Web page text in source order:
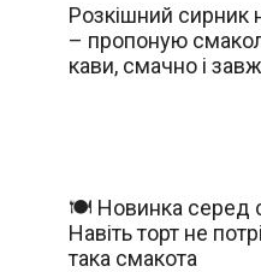
Розкішний сирник
– пропоную
кави, смачно і
🍽️ Новинка серед
Навіть торт не
така смакота